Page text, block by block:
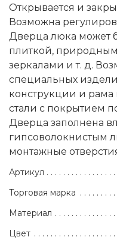
Открывается и
Возможна
Дверца люка может
плиткой,
зеркалами и т. д.
специальных
конструкции и рама
стали с покрытием
Дверца заполнена
гипсоволокнистым
монтажные
Артикул
Торговая марка
Материал
Цвет